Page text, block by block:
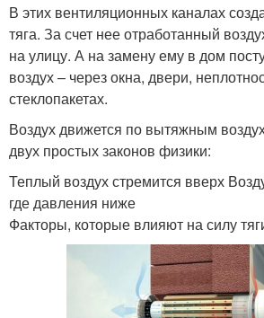
В этих вентиляционных каналах
тяга. За счет нее отработанный
на улицу. А на замену ему в дом
воздух – через окна, двери,
стеклопакетах.
Воздух движется по вытяжным
двух простых законов физики:
Теплый воздух стремится вверх
где давления ниже
Факторы, которые влияют на силу